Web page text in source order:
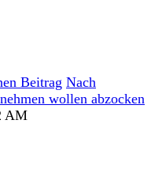
Nach
wollen abzocken
AM